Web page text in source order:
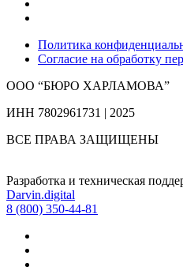
Политика
Согласие на обработку
ООО “БЮРО ХАРЛАМОВА”
ИНН 7802961731 | 2025
ВСЕ ПРАВА ЗАЩИЩЕНЫ
Разработка и техническая
Darvin.digital
8 (800) 350-44-81